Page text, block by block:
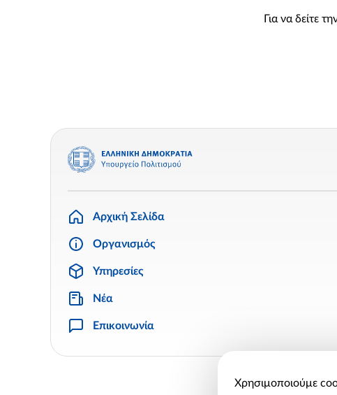
Για να δείτε
Αρχική Σελίδα
Οργανισμός
Υπηρεσίες
Νέα
Επικοινωνία
Χρησιμοποιούμε